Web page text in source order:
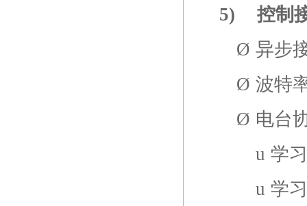
5)
控制
Ø 异步
Ø 波特
Ø 电台
u 学
u 学